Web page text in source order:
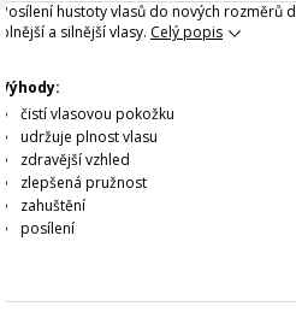
Posílení hustoty vlasů do nových rozměrů
plnější a silnější vlasy. Celý popis
Výhody:
čistí vlasovou pokožku
udržuje plnost vlasu
zdravější vzhled
zlepšená pružnost
zahuštění
posílení